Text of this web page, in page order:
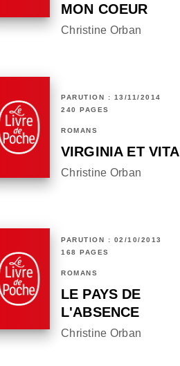
MON COEUR
Christine Orban
PARUTION : 13/11/2014
240 PAGES
ROMANS
VIRGINIA ET VITA
Christine Orban
PARUTION : 02/10/2013
168 PAGES
ROMANS
LE PAYS DE
L'ABSENCE
Christine Orban